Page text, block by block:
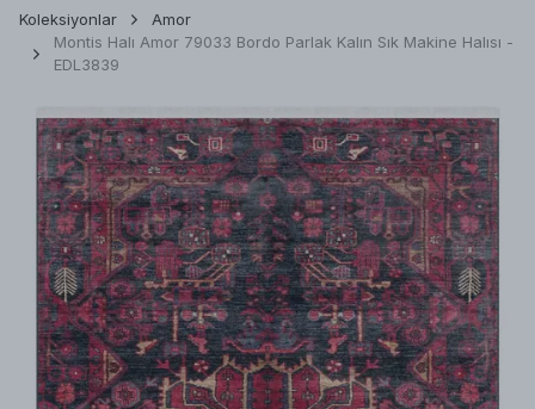
Koleksiyonlar
Amor
Montis Halı Amor 79033 Bordo Parlak Kalın Sık Makine Halısı -
EDL3839